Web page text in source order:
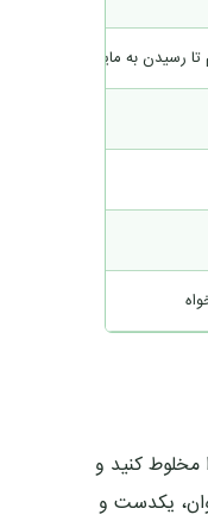
تا رسیدن به مایه روان کرپ
مخلوط کنید و
یکدست و